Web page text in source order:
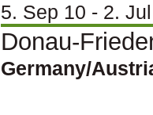
5. Sep 10 - 2.
Donau-
Germany/